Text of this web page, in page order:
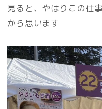
見ると、やはりこの仕
から思います